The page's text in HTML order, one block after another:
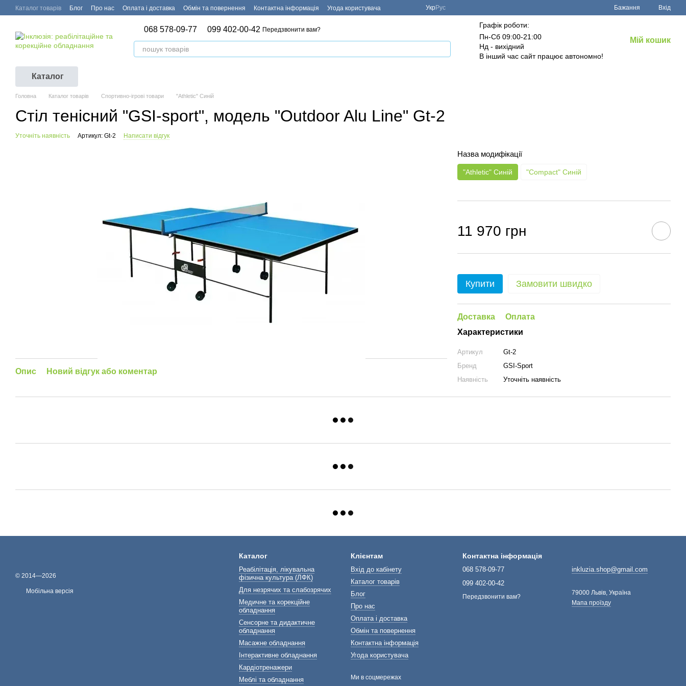
Перейти до основного контенту
Каталог товарів Блог Про нас Оплата і доставка Обмін та повернення Контактна інформація Угода користувача УкрРус Бажання Вхід
068 578-09-77 099 402-00-42 Передзвонити вам?
Графік роботи:
Пн-Сб 09:00-21:00
Нд - вихідний
В інший час сайт працює автономно!
Мій кошик
Каталог
Головна Каталог товарів Спортивно-ігрові товари "Athletic" Синій
Стіл тенісний "GSI-sport", модель "Outdoor Alu Line" Gt-2
Уточніть наявність Артикул: Gt-2 Написати відгук
Опис Новий відгук або коментар
Назва модифікації
"Athletic" Синій "Compact" Синій
11 970 грн
Купити Замовити швидко
Доставка
Оплата
Характеристики
Артикул
Gt-2
Бренд
GSI-Sport
Наявність
Уточніть наявність
© 2014—2026
Мобільна версія
Каталог
Реабілітація, лікувальна
фізична культура (ЛФК)
Для незрячих та слабозрячих
Медичне та корекційне
обладнання
Сенсорне та дидактичне
обладнання
Масажне обладнання
Інтерактивне обладнання
Кардіотренажери
Меблі та обладнання
Клієнтам
Вхід до кабінету
Каталог товарів
Блог
Про нас
Оплата і доставка
Обмін та повернення
Контактна інформація
Угода користувача
Ми в соцмережах
Контактна інформація
068 578-09-77
099 402-00-42
Передзвонити вам?
inkluzia.shop@gmail.com
79000 Львів, Україна
Мапа проїзду